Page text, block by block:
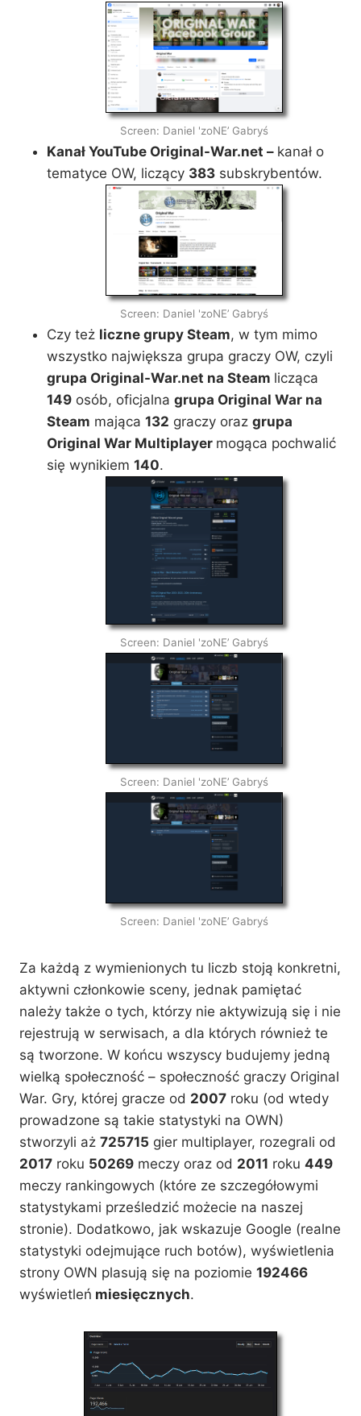
Screen: Daniel 'zoNE’ Gabryś
Kanał YouTube Original-War.net – kanał o
tematyce OW, liczący 383 subskrybentów.
Screen: Daniel 'zoNE’ Gabryś
Czy też liczne grupy Steam, w tym mimo
wszystko największa grupa graczy OW, czyli
grupa Original-War.net na Steam licząca
149 osób, oficjalna grupa Original War na
Steam mająca 132 graczy oraz grupa
Original War Multiplayer mogąca pochwalić
się wynikiem 140.
Screen: Daniel 'zoNE’ Gabryś
Screen: Daniel 'zoNE’ Gabryś
Screen: Daniel 'zoNE’ Gabryś
Za każdą z wymienionych tu liczb stoją konkretni,
aktywni członkowie sceny, jednak pamiętać
należy także o tych, którzy nie aktywizują się i nie
rejestrują w serwisach, a dla których również te
są tworzone. W końcu wszyscy budujemy jedną
wielką społeczność – społeczność graczy Original
War. Gry, której gracze od 2007 roku (od wtedy
prowadzone są takie statystyki na OWN)
stworzyli aż 725715 gier multiplayer, rozegrali od
2017 roku 50269 meczy oraz od 2011 roku 449
meczy rankingowych (które ze szczegółowymi
statystykami prześledzić możecie na naszej
stronie). Dodatkowo, jak wskazuje Google (realne
statystyki odejmujące ruch botów), wyświetlenia
strony OWN plasują się na poziomie 192466
wyświetleń miesięcznych.